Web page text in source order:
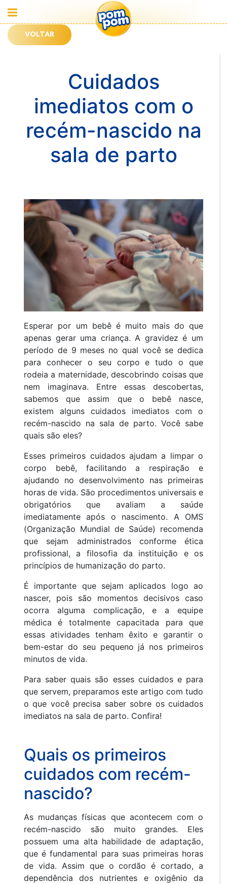
VOLTAR
Cuidados
imediatos com o
recém-nascido na
sala de parto
Esperar por um bebê é muito mais do que
apenas gerar uma criança. A gravidez é um
período de 9 meses no qual você se dedica
para conhecer o seu corpo e tudo o que
rodeia a maternidade, descobrindo coisas que
nem imaginava. Entre essas descobertas,
sabemos que assim que o bebê nasce,
existem alguns cuidados imediatos com o
recém-nascido na sala de parto. Você sabe
quais são eles?
Esses primeiros cuidados ajudam a limpar o
corpo bebê, facilitando a respiração e
ajudando no desenvolvimento nas primeiras
horas de vida. São procedimentos universais e
obrigatórios que avaliam a saúde
imediatamente após o nascimento. A OMS
(Organização Mundial de Saúde) recomenda
que sejam administrados conforme ética
profissional, a filosofia da instituição e os
princípios de humanização do parto.
É importante que sejam aplicados logo ao
nascer, pois são momentos decisivos caso
ocorra alguma complicação, e a equipe
médica é totalmente capacitada para que
essas atividades tenham êxito e garantir o
bem-estar do seu pequeno já nos primeiros
minutos de vida.
Para saber quais são esses cuidados e para
que servem, preparamos este artigo com tudo
o que você precisa saber sobre os cuidados
imediatos na sala de parto. Confira!
Quais os primeiros
cuidados com recém-
nascido?
As mudanças físicas que acontecem com o
recém-nascido são muito grandes. Eles
possuem uma alta habilidade de adaptação,
que é fundamental para suas primeiras horas
de vida. Assim que o cordão é cortado, a
dependência dos nutrientes e oxigênio da